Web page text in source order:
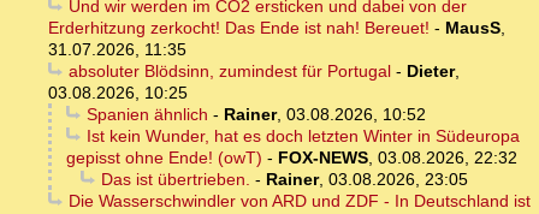
Und wir werden im CO2 ersticken und dabei von der
Erderhitzung zerkocht! Das Ende ist nah! Bereuet! - MausS,
31.07.2026, 11:35
absoluter Blödsinn, zumindest für Portugal- Dieter,
03.08.2026, 10:25
Spanien ähnlich - Rainer, 03.08.2026, 10:52
Ist kein Wunder, hat es doch letzten Winter in Südeuropa
gepisst ohne Ende! (owT) - FOX-NEWS, 03.08.2026, 22:32
Das ist übertrieben. - Rainer, 03.08.2026, 23:05
Die Wasserschwindler von ARD und ZDF - In Deutschland ist